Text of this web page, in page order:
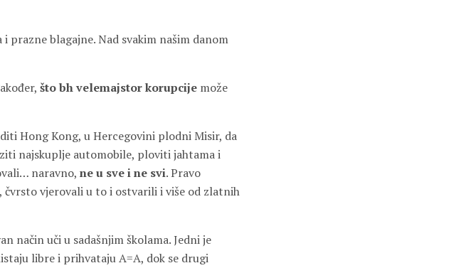
prazne blagajne. Nad svakim našim danom
što bh velemajstor korupcije može
Hong Kong, u Hercegovini plodni Misir, da
najskuplje automobile, ploviti jahtama i
naravno, ne u sve i ne svi. Pravo
čvrsto vjerovali u to i ostvarili i više od zlatnih
način uči u sadašnjim školama. Jedni je
libre i prihvataju A=A, dok se drugi